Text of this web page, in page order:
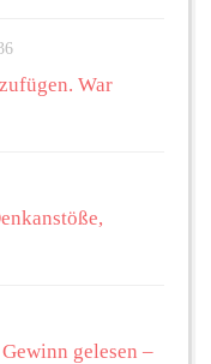
War
gelesen –